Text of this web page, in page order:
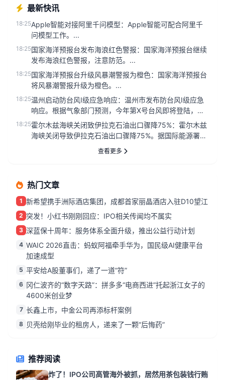
最新快讯
18:25Apple智能对接阿里千问模型：Apple智能可配合阿里千
问模型工作。...
18:25国家海洋预报台发布海浪红色警报：国家海洋预报台继续
发布海浪红色警报，注意防范。...
18:25国家海洋预报台升级风暴潮警报为橙色：国家海洋预报台
将风暴潮警报升级为橙色。...
18:25温州启动防台风Ⅰ级应急响应：温州市发布防台风Ⅰ级应急
响应。根据气象部门预测，今年第X号台风即将登陆，为
确保人民群众生命财...
18:25霍尔木兹海峡关闭致伊拉克石油出口骤降75%：霍尔木兹
海峡关闭导致伊拉克石油出口骤降75%。据国际能源署最
查看更多
热门文章
1 新希望携手洲际酒店集团，成都首家丽晶酒店入驻D10望江
2 突发！小红书刚刚回应：IPO相关传闻均不属实
3 深蓝保十周年：服务体系全面升级，推出公益行动计划
4 WAIC 2026直击：蚂蚁阿福牵手华为，国民级AI健康平台
加速成型
5 平安给A股董事们，递了一道“符”
6 冈仁波齐的“数字天路”：拼多多“电商西进”托起浙江女子的
4600米创业梦
7 长鑫上市，中金公司再添标杆案例
8 贝壳给刚毕业的租房人，递来了一颗“后悔药”
推荐阅读
炸了！IPO公司高管海外被抓，居然用茶包装钱行贿